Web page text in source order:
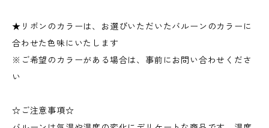
★リボンのカラーは、お選びいただいたバルーンのカラーに
合わせた色味にいたします
※ご希望のカラーがある場合は、事前にお問い合わせくださ
い
☆ご注意事項☆